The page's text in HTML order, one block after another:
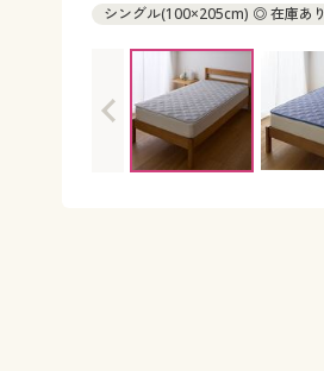
シングル(100×205cm) ◎ 在庫あり